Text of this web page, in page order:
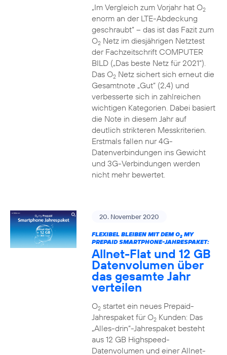
„Im Vergleich zum Vorjahr hat O2
enorm an der LTE-Abdeckung
geschraubt“ – das ist das Fazit zum
O2Netz im diesjährigen Netztest
der Fachzeitschrift COMPUTER
BILD („Das beste Netz für 2021“).
Das O2Netz sichert sich erneut die
Gesamtnote „Gut“ (2,4) und
verbesserte sich in zahlreichen
wichtigen Kategorien. Dabei basiert
die Note in diesem Jahr auf
deutlich strikteren Messkriterien.
Erstmals fallen nur 4G-
Datenverbindungen ins Gewicht
und 3G-Verbindungen werden
nicht mehr bewertet.
20. November 2020
FLEXIBEL BLEIBEN MIT DEM O2MY
PREPAID SMARTPHONE-JAHRESPAKET:
Allnet-Flat und 12 GB
Datenvolumen über
das gesamte Jahr
verteilen
O2startet ein neues Prepaid-
Jahrespaket für O2Kunden: Das
„Alles-drin“-Jahrespaket besteht
aus 12 GB Highspeed-
Datenvolumen und einer Allnet-